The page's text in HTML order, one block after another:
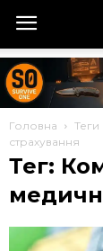
Головна Теги
страхування
Тег: